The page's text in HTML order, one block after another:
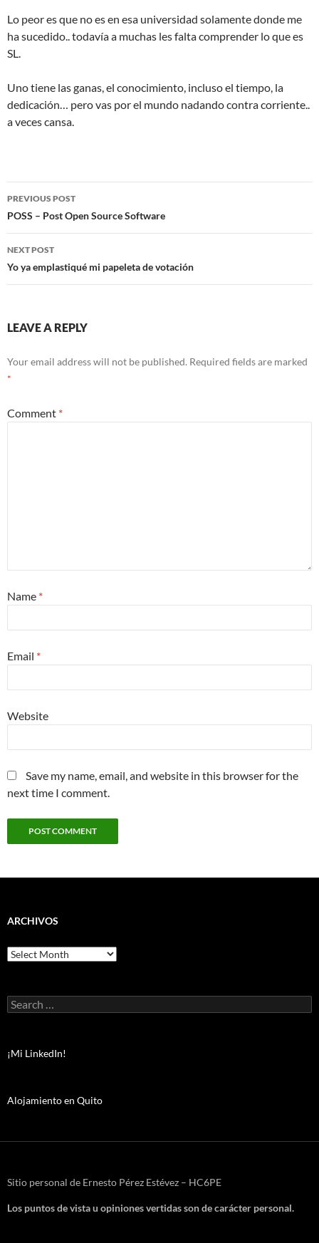
Lo peor es que no es en esa universidad solamente donde me
ha sucedido.. todavía a muchas les falta comprender lo que es
SL.
Uno tiene las ganas, el conocimiento, incluso el tiempo, la
dedicación… pero vas por el mundo nadando contra corriente..
a veces cansa.
Post
navigation
PREVIOUS POST
POSS – Post Open Source Software
NEXT POST
Yo ya emplastiqué mi papeleta de votación
LEAVE A REPLY
Your email address will not be published. Required fields are marked
*
Comment *
Name *
Email *
Website
Save my name, email, and website in this browser for the
next time I comment.
ARCHIVOS
Archivos
Search
for:
¡Mi LinkedIn!
Alojamiento en Quito
Sitio personal de Ernesto Pérez Estévez – HC6PE
Los puntos de vista u opiniones vertidas son de carácter personal.